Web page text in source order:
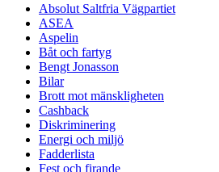
Absolut Saltfria Vägpartiet
ASEA
Aspelin
Båt och fartyg
Bengt Jonasson
Bilar
Brott mot mänskligheten
Cashback
Diskriminering
Energi och miljö
Fadderlista
Fest och firande